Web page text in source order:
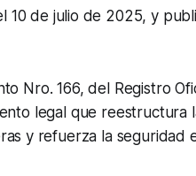
10 de julio de 2025, y
Nro. 166, del Registro
legal que reestructura
y refuerza la seguridad